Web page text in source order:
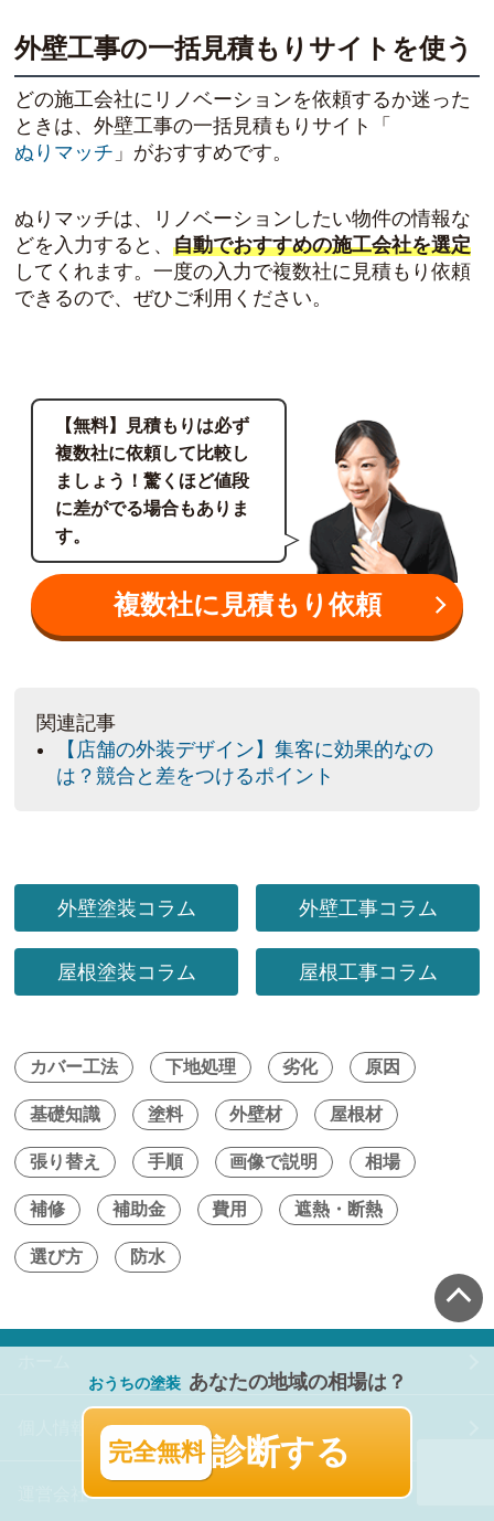
外壁工事の一括見積もりサイトを使う
どの施工会社にリノベーションを依頼するか迷った
ときは、外壁工事の一括見積もりサイト「
ぬりマッチ 」がおすすめです。
ぬりマッチは、リノベーションしたい物件の情報な
どを入力すると、自動でおすすめの施工会社を選定
してくれます。一度の入力で複数社に見積もり依頼
できるので、ぜひご利用ください。
【無料】見積もりは必ず
複数社に依頼して比較し
ましょう！驚くほど値段
に差がでる場合もありま
す。
複数社に見積もり依頼
関連記事
【店舗の外装デザイン】集客に効果的なの
は？競合と差をつけるポイント
外壁塗装コラム 外壁工事コラム
屋根塗装コラム 屋根工事コラム
カバー工法 下地処理 劣化 原因
基礎知識 塗料 外壁材 屋根材
張り替え 手順 画像で説明 相場
補修 補助金 費用 遮熱・断熱
選び方 防水
個人情報の取り扱い
運営会社
おうちの塗装 あなたの地域の相場は？
完全無料 診断する